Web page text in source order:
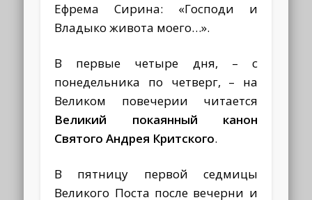
Ефрема Сирина: «Господи и
Владыко живота моего…».
В первые четыре дня, – с
понедельника по четверг, – на
Великом повечерии читается
Великий покаянный канон
Святого Андрея Критского.
В пятницу первой седмицы
Великого Поста после вечерни и